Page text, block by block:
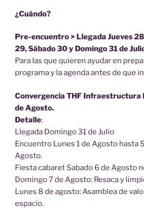
¿Cuándo?
Pre-encuentro > Llegada Jueves
29, Sábado 30 y Domingo 31 de
Para las que quieren ayudar en
programa y la agenda antes de que
Convergencia THF Infraestructura
de Agosto.
Detalle:
Llegada Domingo 31 de Julio
Encuentro Lunes 1 de Agosto hasta
Agosto.
Fiesta cabaret Sabado 6 de Agosto
Domingo 7 de Agosto: Resaca y
Lunes 8 de agosto: Asamblea de
espacio.